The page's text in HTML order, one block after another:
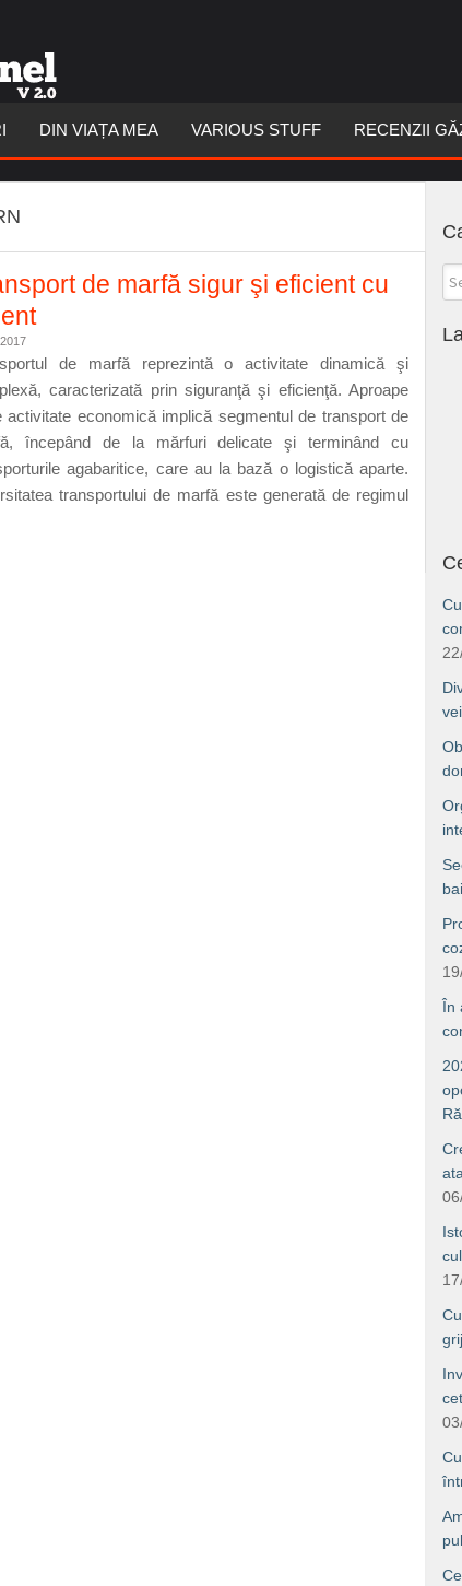
DIN VIAȚA MEA VARIOUS STUFF RECENZII
de marfă sigur şi eficient cu
de marfă reprezintă o activitate dinamică şi
caracterizată prin siguranţă şi eficienţă. Aproape
activitate economică implică segmentul de transport de
începând de la mărfuri delicate şi terminând cu
agabaritice, care au la bază o logistică aparte.
transportului de marfă este generată de regimul
În